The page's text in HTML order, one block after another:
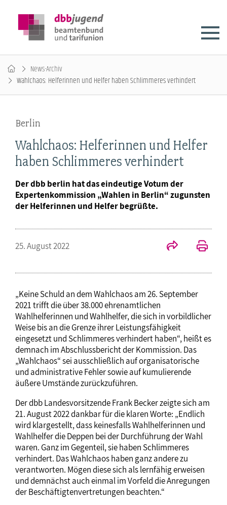
News-Archiv
Wahlchaos: Helferinnen und Helfer haben Schlimmeres verhindert
Berlin
Wahlchaos: Helferinnen und Helfer
haben Schlimmeres verhindert
Der dbb berlin hat das eindeutige Votum der
Expertenkommission „Wahlen in Berlin“ zugunsten
der Helferinnen und Helfer begrüßte.
25. August 2022
„Keine Schuld an dem Wahlchaos am 26. September
2021 trifft die über 38.000 ehrenamtlichen
Wahlhelferinnen und Wahlhelfer, die sich in vorbildlicher
Weise bis an die Grenze ihrer Leistungsfähigkeit
eingesetzt und Schlimmeres verhindert haben“, heißt es
demnach im Abschlussbericht der Kommission. Das
„Wahlchaos“ sei ausschließlich auf organisatorische
und administrative Fehler sowie auf kumulierende
äußere Umstände zurückzuführen.
Der dbb Landesvorsitzende Frank Becker zeigte sich am
21. August 2022 dankbar für die klaren Worte: „Endlich
wird klargestellt, dass keinesfalls Wahlhelferinnen und
Wahlhelfer die Deppen bei der Durchführung der Wahl
waren. Ganz im Gegenteil, sie haben Schlimmeres
verhindert. Das Wahlchaos haben ganz andere zu
verantworten. Mögen diese sich als lernfähig erweisen
und demnächst auch einmal im Vorfeld die Anregungen
der Beschäftigtenvertretungen beachten.“